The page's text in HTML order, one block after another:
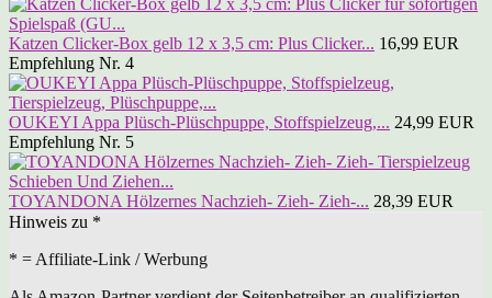
Katzen Clicker-Box gelb 12 x 3,5 cm: Plus Clicker... 16,99 EUR
Empfehlung Nr. 4
OUKEYI Appa Plüsch-Plüschpuppe, Stoffspielzeug,... 24,99 EUR
Empfehlung Nr. 5
TOYANDONA Hölzernes Nachzieh- Zieh- Zieh-... 28,39 EUR
Hinweis zu *
* = Affiliate-Link / Werbung